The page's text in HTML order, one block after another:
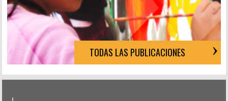
TODAS LAS PUBLICACIONES